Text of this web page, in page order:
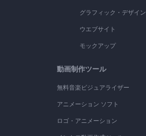
グラフィック・デザイン
ウエブサイト
モックアップ
動画制作ツール
無料音楽ビジュアライザー
アニメーション ソフト
ロゴ・アニメーション